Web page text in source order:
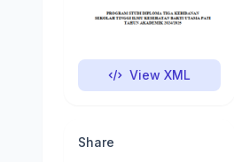
View XML
Share